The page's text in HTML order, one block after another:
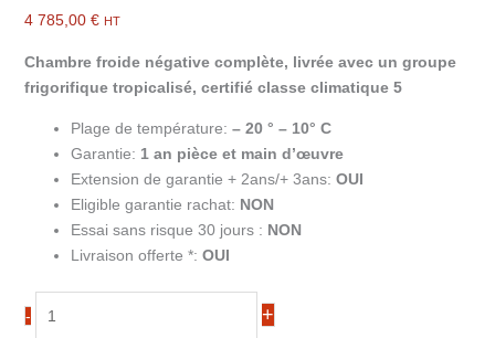
4 785,00 € HT
Chambre froide négative complète, livrée avec un groupe
frigorifique tropicalisé, certifié classe climatique 5
Plage de température: – 20 ° – 10° C
Garantie: 1 an pièce et main d’œuvre
Extension de garantie + 2ans/+ 3ans: OUI
Eligible garantie rachat: NON
Essai sans risque 30 jours : NON
Livraison offerte *: OUI
-
de
+